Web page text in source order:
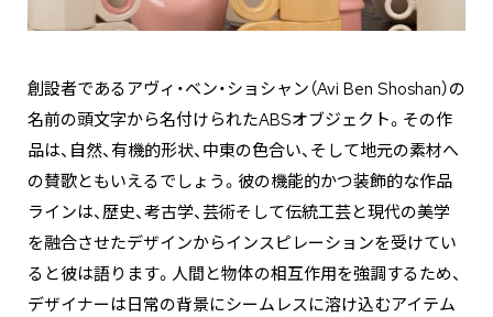
創設者であるアヴィ・ベン・ショシャン（Avi Ben Shoshan）の
名前の頭文字から名付けられたABSオブジェクト。その作
品は、自然、有機的形状、中東の色合い、そして地元の素材へ
の賛歌ともいえるでしょう。彼の機能的かつ装飾的な作品
ラインは、歴史、考古学、芸術そして伝統工芸と現代の美学
を融合させたデザインからインスピレーションを受けてい
ると彼は語ります。人間と物体の相互作用を強調するため、
デザイナーは日常の背景にシームレスに溶け込むアイテム